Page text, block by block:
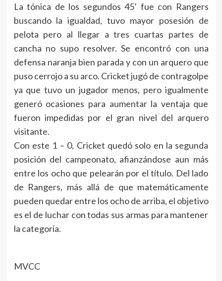
La tónica de los segundos 45’ fue con Rangers
buscando la igualdad, tuvo mayor posesión de
pelota pero al llegar a tres cuartas partes de
cancha no supo resolver. Se encontró con una
defensa naranja bien parada y con un arquero que
puso cerrojo a su arco. Cricket jugó de contragolpe
ya que tuvo un jugador menos, pero igualmente
generó ocasiones para aumentar la ventaja que
fueron impedidas por el gran nivel del arquero
visitante.
Con este 1 – 0, Cricket quedó solo en la segunda
posición del campeonato, afianzándose aun más
entre los ocho que pelearán por el título. Del lado
de Rangers, más allá de que matemáticamente
pueden quedar entre los ocho de arriba, el objetivo
es el de luchar con todas sus armas para mantener
la categoría.
MVCC